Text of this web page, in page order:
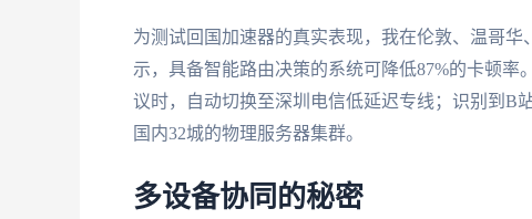
为测试回国加速器的真实表现，我在伦敦、温哥
示，具备智能路由决策的系统可降低87%的卡顿
议时，自动切换至深圳电信低延迟专线；识别到B
国内32城的物理服务器集群。
多设备协同的秘密